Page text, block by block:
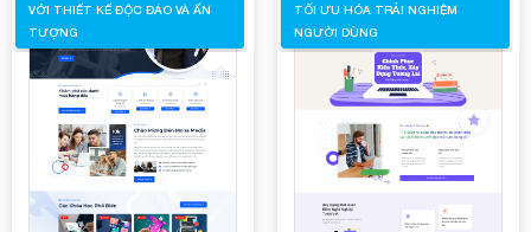
VỚI THIẾT KẾ ĐỘC ĐÁO VÀ ẤN
TƯỢNG
TỐI ƯU HÓA TRẢI NGHIỆM
NGƯỜI DÙNG